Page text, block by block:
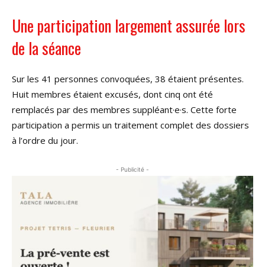
Une participation largement assurée lors
de la séance
Sur les 41 personnes convoquées, 38 étaient présentes.
Huit membres étaient excusés, dont cinq ont été
remplacés par des membres suppléant·e·s. Cette forte
participation a permis un traitement complet des dossiers
à l’ordre du jour.
- Publicité -